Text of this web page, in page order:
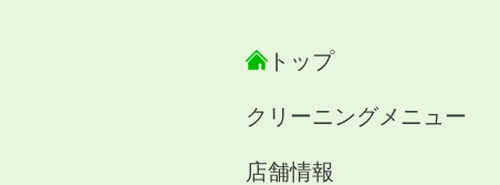
トップ
クリーニングメニュー
店舗情報